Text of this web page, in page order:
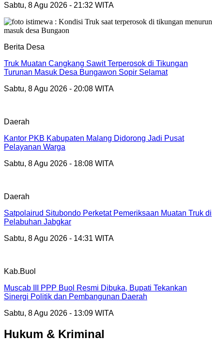
Sabtu, 8 Agu 2026 - 21:32 WITA
Berita Desa
Truk Muatan Cangkang Sawit Terperosok di Tikungan
Turunan Masuk Desa Bungawon Sopir Selamat
Sabtu, 8 Agu 2026 - 20:08 WITA
Daerah
Kantor PKB Kabupaten Malang Didorong Jadi Pusat
Pelayanan Warga
Sabtu, 8 Agu 2026 - 18:08 WITA
Daerah
Satpolairud Situbondo Perketat Pemeriksaan Muatan Truk di
Pelabuhan Jabgkar
Sabtu, 8 Agu 2026 - 14:31 WITA
Kab.Buol
Muscab III PPP Buol Resmi Dibuka, Bupati Tekankan
Sinergi Politik dan Pembangunan Daerah
Sabtu, 8 Agu 2026 - 13:09 WITA
Hukum & Kriminal